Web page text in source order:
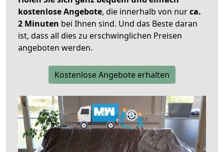
kostenlose Angebote, die innerhalb von nurca.
2 Minuten bei Ihnen sind. Und das Beste daran
ist, dass all dies zu erschwinglichen Preisen
angeboten werden.
Kostenlose Angebote erhalten